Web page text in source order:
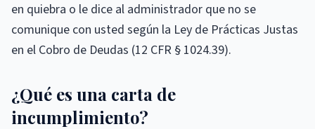
en quiebra o le dice al administrador que no se
comunique con usted según la Ley de Prácticas Justas
en el Cobro de Deudas (12 CFR § 1024.39).
¿Qué es una carta de
incumplimiento?